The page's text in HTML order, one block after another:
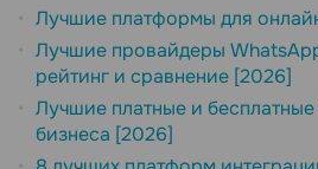
Лучшие платформы для
Лучшие провайдеры
рейтинг и сравнение [2026]
Лучшие платные и
бизнеса [2026]